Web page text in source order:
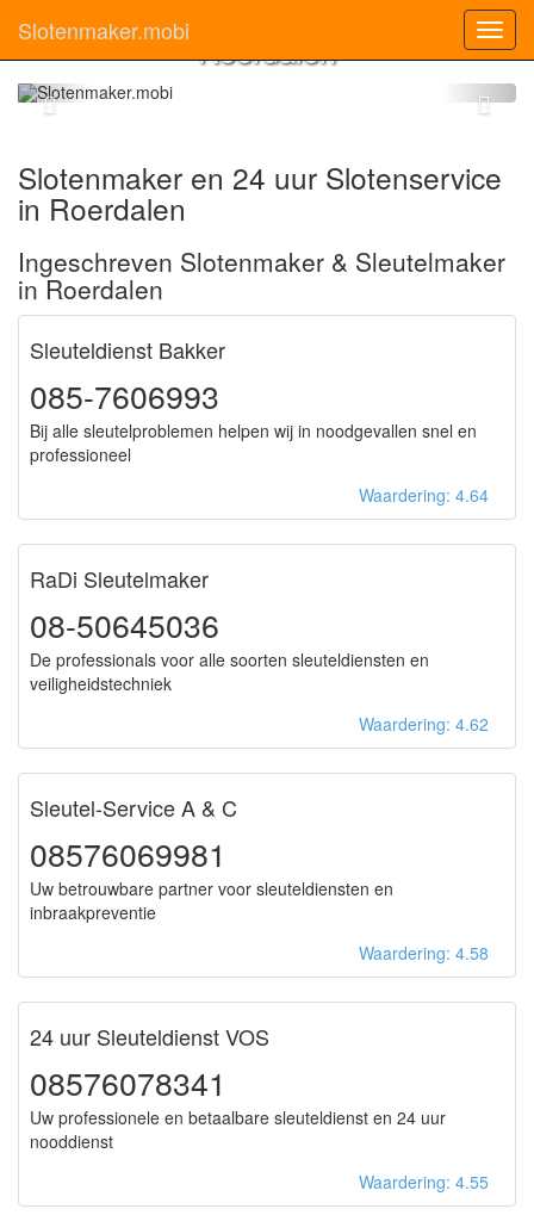
Slotenmaker.mobiSlotenmaker
Roerdalen
Slotenmaker en 24 uur Slotenservice
in Roerdalen
Ingeschreven Slotenmaker & Sleutelmaker
in Roerdalen
Sleuteldienst Bakker
085-7606993
Bij alle sleutelproblemen helpen wij in noodgevallen snel en
professioneel
Waardering: 4.64
RaDi Sleutelmaker
08-50645036
De professionals voor alle soorten sleuteldiensten en
veiligheidstechniek
Waardering: 4.62
Sleutel-Service A & C
08576069981
Uw betrouwbare partner voor sleuteldiensten en
inbraakpreventie
Waardering: 4.58
24 uur Sleuteldienst VOS
08576078341
Uw professionele en betaalbare sleuteldienst en 24 uur
nooddienst
Waardering: 4.55